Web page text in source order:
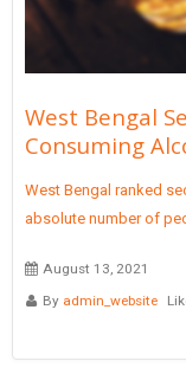
West Bengal
Consuming
West Bengal ranked
absolute number of
August 13, 2021
By admin_website